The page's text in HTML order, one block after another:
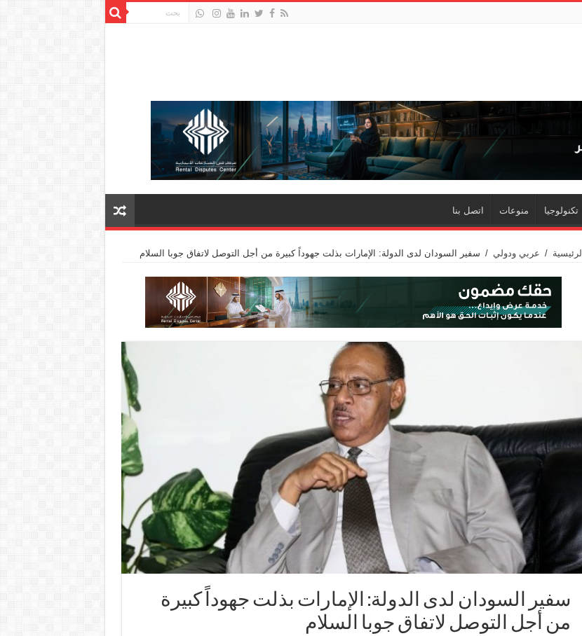
تكنولوجيا منوعات اتصل بنا
الرئيسية / عربي ودولي / سفير السودان لدى الدولة: الإمارات بذلت جهوداً كبيرة من أجل التوصل لاتفاق جوبا السلام
سفير السودان لدى الدولة: الإمارات بذلت جهوداً كبيرة
من أجل التوصل لاتفاق جوبا السلام